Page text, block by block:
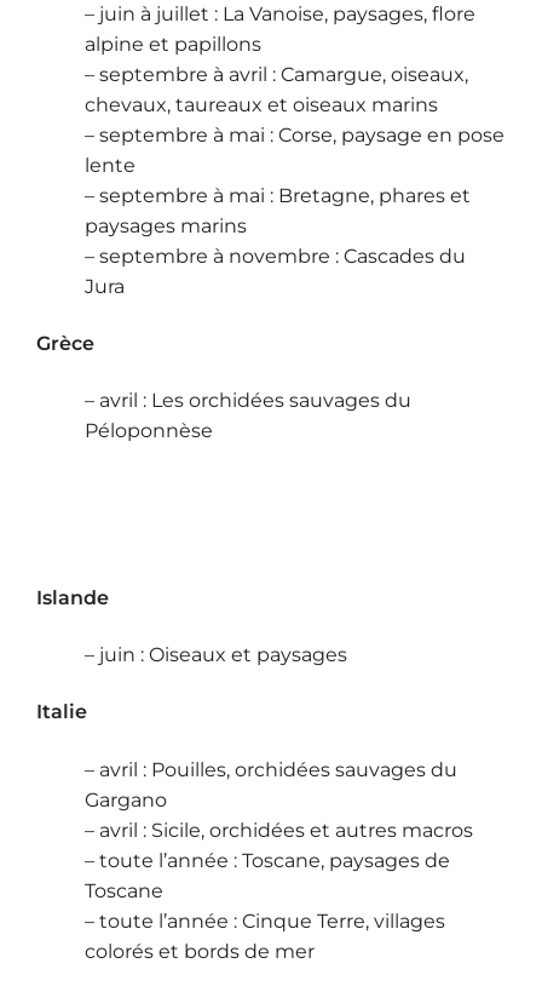
– juin à juillet : La Vanoise, paysages, flore
alpine et papillons
– septembre à avril : Camargue, oiseaux,
chevaux, taureaux et oiseaux marins
– septembre à mai : Corse, paysage en pose
lente
– septembre à mai : Bretagne, phares et
paysages marins
– septembre à novembre : Cascades du
Jura
Grèce
– avril : Les orchidées sauvages du
Péloponnèse
Islande
– juin : Oiseaux et paysages
Italie
– avril : Pouilles, orchidées sauvages du
Gargano
– avril : Sicile, orchidées et autres macros
– toute l’année : Toscane, paysages de
Toscane
– toute l’année : Cinque Terre, villages
colorés et bords de mer